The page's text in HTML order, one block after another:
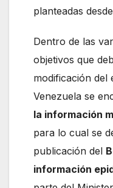
planteadas
Dentro de las
objetivos que
modificación del
Venezuela se
la información
para lo cual se
publicación del
información